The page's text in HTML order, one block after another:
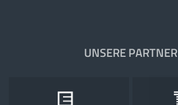
UNSERE PARTNER